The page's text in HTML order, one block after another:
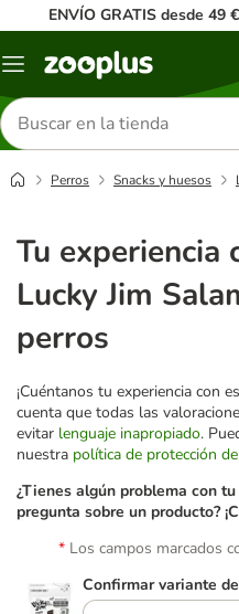
ENVÍO GRATIS desde 49
Menú
Buscar
productos
Perros Snacks y huesos
Tu experiencia
Lucky Jim
perros
¡Cuéntanos tu experiencia con
cuenta que todas las
evitar lenguaje inapropiado.
nuestra política de protección
¿Tienes algún problema con
pregunta sobre un producto?
Los campos marcados
Confirmar variante